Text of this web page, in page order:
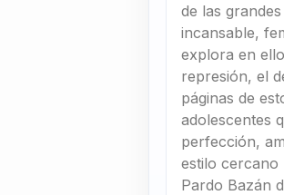
de las
incansable,
explora en
represión, el
páginas de
adolescentes
perfección,
estilo cercano
Pardo Bazán